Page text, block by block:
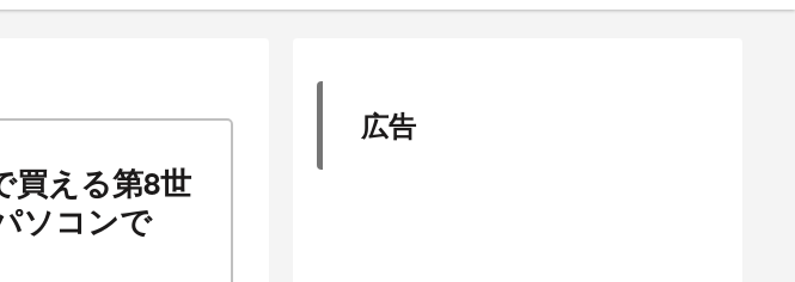
買える第8世
ソコンで
広告